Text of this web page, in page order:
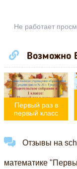
Не работает
Возможно
Первый раз в
первый класс
Отзывы на
математике